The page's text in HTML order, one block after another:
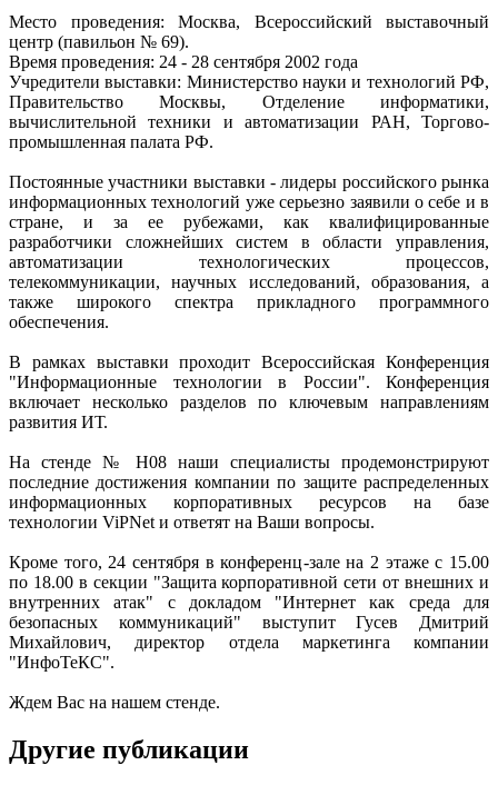
Место проведения: Москва, Всероссийский выставочный
центр (павильон № 69).
Время проведения: 24 - 28 сентября 2002 года
Учредители выставки: Министерство науки и технологий РФ,
Правительство Москвы, Отделение информатики,
вычислительной техники и автоматизации РАН, Торгово-
промышленная палата РФ.
Постоянные участники выставки - лидеры российского рынка
информационных технологий уже серьезно заявили о себе и в
стране, и за ее рубежами, как квалифицированные
разработчики сложнейших систем в области управления,
автоматизации технологических процессов,
телекоммуникации, научных исследований, образования, а
также широкого спектра прикладного программного
обеспечения.
В рамках выставки проходит Всероссийская Конференция
"Информационные технологии в России". Конференция
включает несколько разделов по ключевым направлениям
развития ИТ.
На стенде № H08 наши специалисты продемонстрируют
последние достижения компании по защите распределенных
информационных корпоративных ресурсов на базе
технологии ViPNet и ответят на Ваши вопросы.
Кроме того, 24 сентября в конференц-зале на 2 этаже с 15.00
по 18.00 в секции "Защита корпоративной сети от внешних и
внутренних атак" с докладом "Интернет как среда для
безопасных коммуникаций" выступит Гусев Дмитрий
Михайлович, директор отдела маркетинга компании
"ИнфоТеКС".
Ждем Вас на нашем стенде.
Другие публикации